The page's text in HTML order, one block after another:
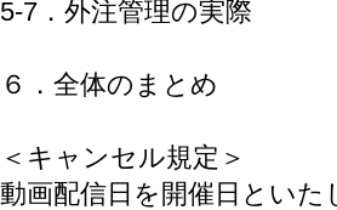
5-7．外注管理の実際
６．全体のまとめ
＜キャンセル規定＞
動画配信日を開催日とい